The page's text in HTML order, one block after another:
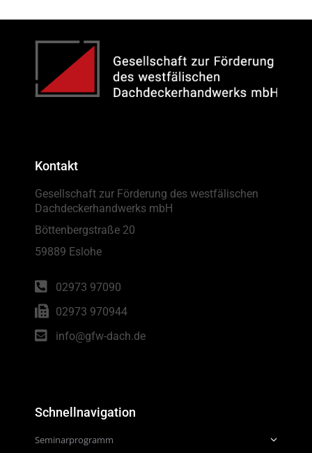
Kontakt
Gesellschaft zur Förderung des westfälischen
Dachdeckerhandwerks mbH
Böttenbergstraße 20
59889 Eslohe
02973 97090
02973 970944
info@gfw-dach.de
Schnellnavigation
Seminarprogramm